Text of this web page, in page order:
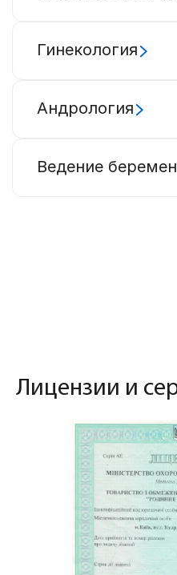
Гинекология
Андрология
Ведение
Лицензии и